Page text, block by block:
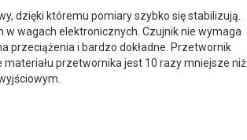
dzięki któremu pomiary szybko się stabilizują.
w wagach elektronicznych. Czujnik nie wymaga
przeciążenia i bardzo dokładne. Przetwornik
przetwornika jest 10 razy mniejsze niż